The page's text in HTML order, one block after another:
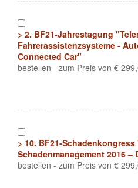
> 2. BF21-Jahrestagung
Fahrerassistenzsysteme -
Connected Car"
bestellen - zum Preis von €
> 10. BF21-
Schadenmanagement 2016
bestellen - zum Preis von €